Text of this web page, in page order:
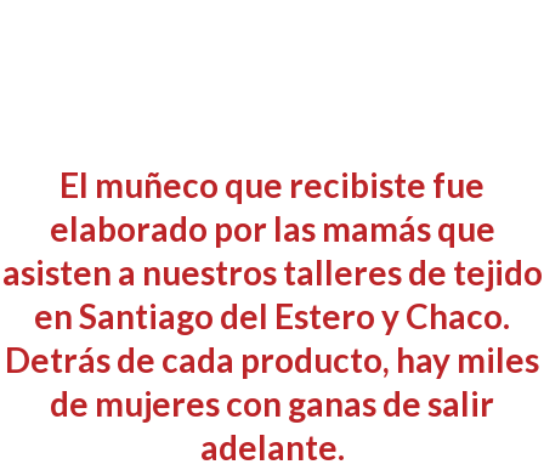
El muñeco que recibiste fue
elaborado por las mamás que
asisten a nuestros talleres de tejido
en Santiago del Estero y Chaco.
Detrás de cada producto, hay miles
de mujeres con ganas de salir
adelante.